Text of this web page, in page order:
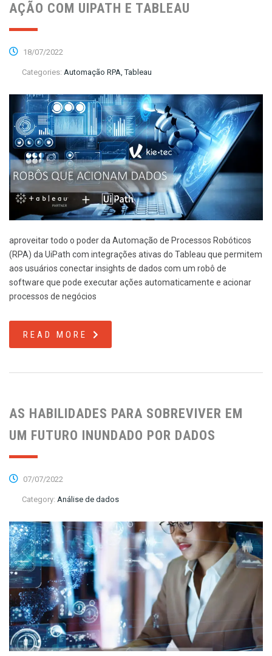
AÇÃO COM UIPATH E TABLEAU
18/07/2022
Categories: Automação RPA, Tableau
aproveitar todo o poder da Automação de Processos Robóticos
(RPA) da UiPath com integrações ativas do Tableau que permitem
aos usuários conectar insights de dados com um robô de
software que pode executar ações automaticamente e acionar
processos de negócios
READ MORE
AS HABILIDADES PARA SOBREVIVER EM
UM FUTURO INUNDADO POR DADOS
07/07/2022
Category: Análise de dados